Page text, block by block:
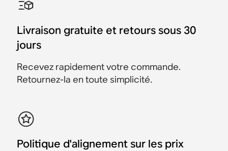
Sonos Arc Ultra
Sonos Ace, Sonos Arc
Ultra, Sonos Sub 4 et 2
Sonos Era 300
3 365 € 3 545 €
Économisez 180 €
Beam
Sonos Ace et Beam (Gen
2)
Économisez 50 €
et Ray
Sonos Ace et Ray
643 € 678 €
Ultra
Sonos Arc Ultra et Sonos
Sub 4
Économisez 210 €
Sub 4 et 2 Sonos Era 300
2 786 €
Sonos Era 300
1 887 €
Livraison gratuite et retours sous 30
jours
Recevez rapidement votre commande.
Retournez-la en toute simplicité.
Politique d'alignement sur les prix